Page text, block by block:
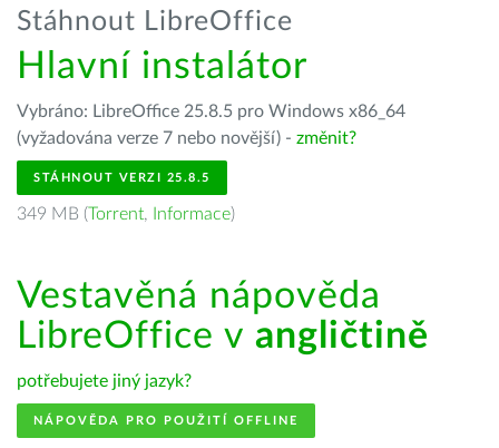
Stáhnout LibreOffice
Hlavní instalátor
Vybráno: LibreOffice 25.8.5 pro Windows x86_64
(vyžadována verze 7 nebo novější) - změnit?
STÁHNOUT VERZI 25.8.5
349 MB (Torrent, Informace)
Vestavěná nápověda
LibreOffice v angličtině
potřebujete jiný jazyk?
NÁPOVĚDA PRO POUŽITÍ OFFLINE